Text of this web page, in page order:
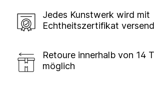
Jedes Kunstwerk wird mit
Echtheitszertifikat
Retoure innerhalb von 14
möglich